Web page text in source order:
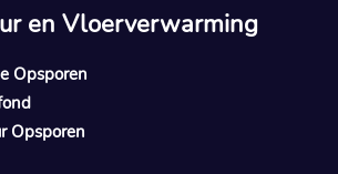
en Vloerverwarming
Opsporen
Opsporen